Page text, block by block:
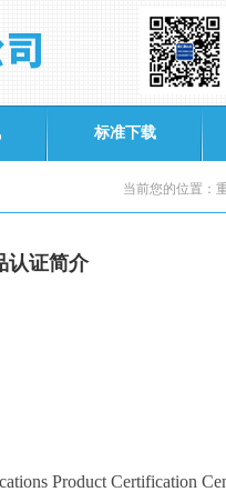
标准下载
当前您的位置：
认证简介
Product Certification